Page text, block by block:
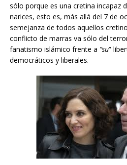
sólo porque es una cretina incapaz
narices, esto es, más allá del 7 de
semejanza de todos aquellos
conflicto de marras va sólo del
fanatismo islámico frente a “su”
democráticos y liberales.